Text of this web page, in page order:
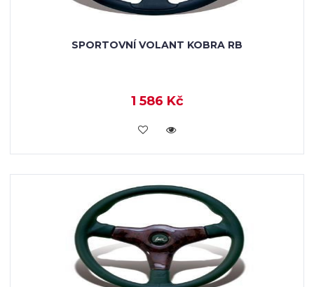
SPORTOVNÍ VOLANT KOBRA RB
1 586 Kč
KOUPIT